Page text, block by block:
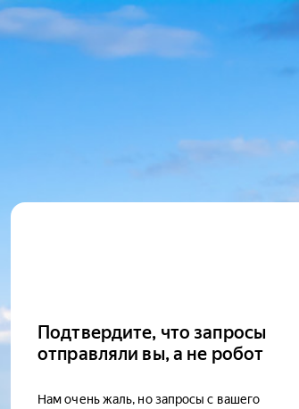
Подтвердите, что запросы
отправляли вы, а не робот
Нам очень жаль, но запросы с вашего